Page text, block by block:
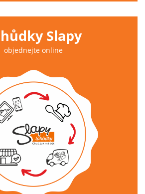
Slapy
objednejte online